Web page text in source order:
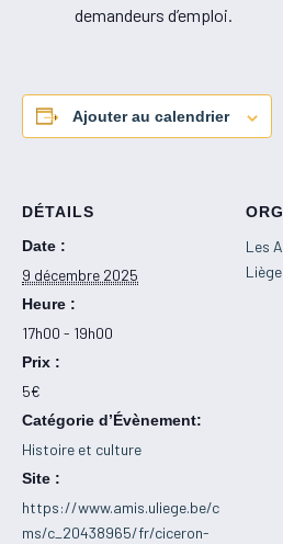
demandeurs d’emploi.
Ajouter au calendrier
DÉTAILS
Date :
9 décembre 2025
Heure :
17h00 - 19h00
Prix :
5€
Catégorie d’Évènement:
Histoire et culture
Site :
https://www.amis.uliege.be/c
ms/c_20438965/fr/ciceron-
Les
Liège